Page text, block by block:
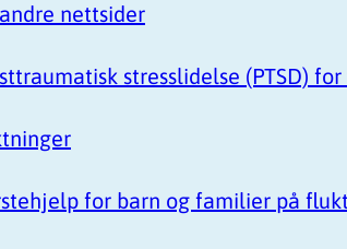
nettsider
stresslidelse (PTSD) for
for barn og familier på flukt